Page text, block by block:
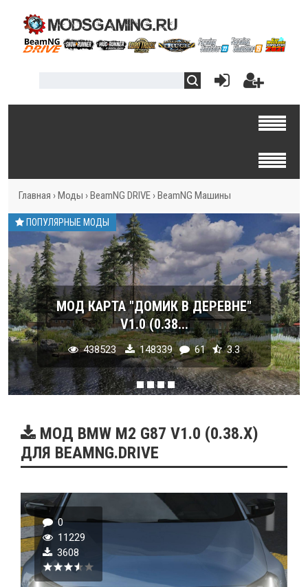
Главная › Моды › BeamNG DRIVE › BeamNG Машины
ПОПУЛЯРНЫЕ МОДЫ
МОД КАРТА "ДОМИК В ДЕРЕВНЕ"
V1.0 (0.38...
438523 148339 61 3.3
МОД BMW M2 G87 V1.0 (0.38.X)
ДЛЯ BEAMNG.DRIVE
0
11229
3608